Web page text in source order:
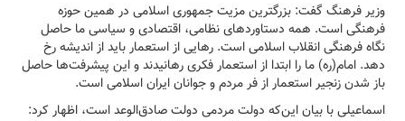
وزیر فرهنگ گفت: بزرگترین مزیت جمهوری اسلامی در همین حوزه
فرهنگی است. همه دستاوردهای نظامی، اقتصادی و سیاسی ما حاصل
نگاه فرهنگی انقلاب اسلامی است. رهایی از استعمار باید از اندیشه رخ
دهد. امام(ره) ما را ابتدا از استعمار فکری رهانیدند و این پیشرفت‌ها حاصل
باز شدن زنجیر استعمار از فر مردم و جوانان ایران اسلامی است.
اسماعیلی با بیان این‌که دولت مردمی دولت صادق‌الوعد است، اظهار کرد: